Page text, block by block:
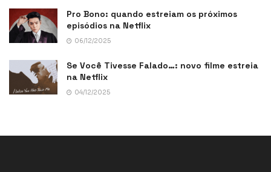
Pro Bono: quando estreiam os próximos
episódios na Netflix
06/12/2025
Se Você Tivesse Falado…: novo filme estreia
na Netflix
04/12/2025